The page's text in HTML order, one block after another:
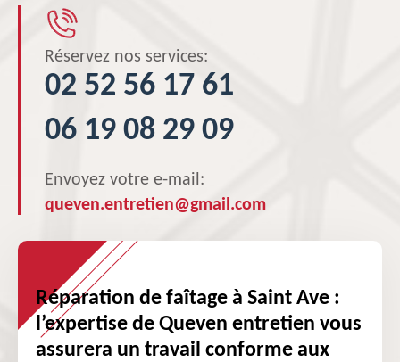
Réservez nos services:
02 52 56 17 61
06 19 08 29 09
Envoyez votre e-mail:
queven.entretien@gmail.com
Réparation de faîtage à Saint Ave :
l’expertise de Queven entretien vous
assurera un travail conforme aux